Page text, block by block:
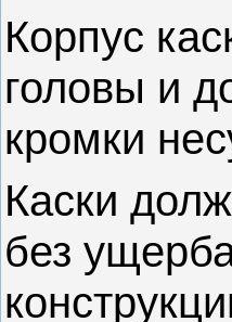
Корпус
головы и
кромки
Каски
без